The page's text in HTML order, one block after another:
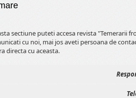
sectiune puteti accesa revista "Temerarii
cu noi, mai jos aveti persoana de
directa cu aceasta.